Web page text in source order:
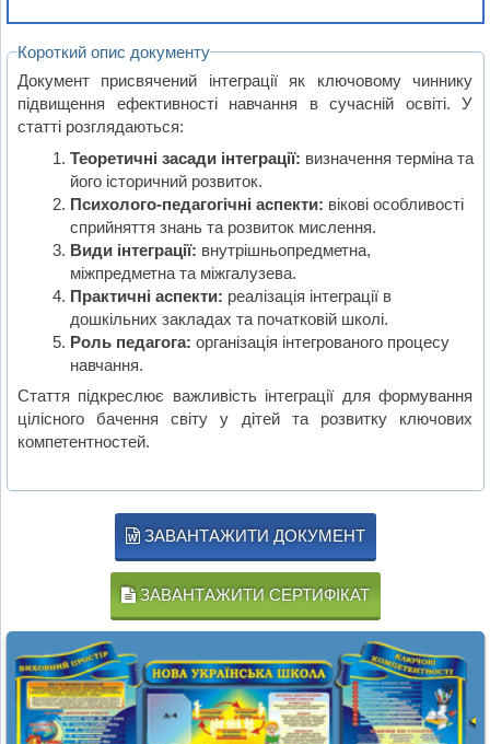
Короткий опис документу
Документ присвячений інтеграції як ключовому чиннику
підвищення ефективності навчання в сучасній освіті. У
статті розглядаються:
Теоретичні засади інтеграції: визначення терміна та
його історичний розвиток.
Психолого-педагогічні аспекти: вікові особливості
сприйняття знань та розвиток мислення.
Види інтеграції: внутрішньопредметна,
міжпредметна та міжгалузева.
Практичні аспекти: реалізація інтеграції в
дошкільних закладах та початковій школі.
Роль педагога: організація інтегрованого процесу
навчання.
Стаття підкреслює важливість інтеграції для формування
цілісного бачення світу у дітей та розвитку ключових
компетентностей.
ЗАВАНТАЖИТИ ДОКУМЕНТ
ЗАВАНТАЖИТИ СЕРТИФІКАТ